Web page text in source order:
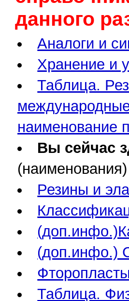
данного
Аналоги и
Хранение и
Таблица.
наименование
Вы сейчас
Резины и
(доп.инфо.)
Таблица.